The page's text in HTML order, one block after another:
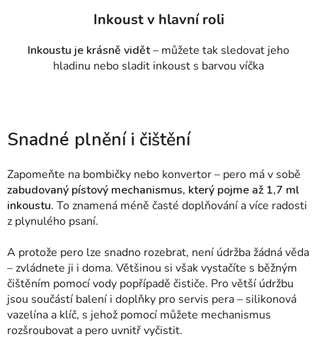
Inkoust v hlavní roli
Inkoustu je krásně vidět– můžete tak sledovat jeho
hladinu nebo sladit inkoust s barvou víčka
Snadné plnění i čištění
Zapomeňte na bombičky nebo konvertor – pero má v sobě
zabudovaný pístový mechanismus, který pojme až 1,7 ml
inkoustu. To znamená méně časté doplňování a více radosti
z plynulého psaní.
A protože pero lze snadno rozebrat, není údržba žádná věda
– zvládnete ji i doma. Většinou si však vystačíte s běžným
čištěním pomocí vody popřípadě čističe. Pro větší údržbu
jsou součástí balení i doplňky pro servis pera – silikonová
vazelína a klíč, s jehož pomocí můžete mechanismus
rozšroubovat a pero uvnitř vyčistit.